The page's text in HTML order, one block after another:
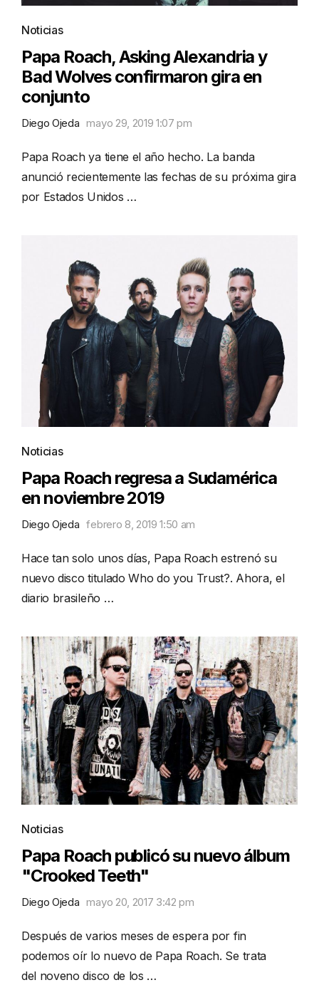
Noticias
Papa Roach, Asking Alexandria y
Bad Wolves confirmaron gira en
conjunto
Diego Ojeda mayo 29, 2019 1:07 pm
Papa Roach ya tiene el año hecho. La banda
anunció recientemente las fechas de su próxima gira
por Estados Unidos …
Noticias
Papa Roach regresa a Sudamérica
en noviembre 2019
Diego Ojeda febrero 8, 2019 1:50 am
Hace tan solo unos días, Papa Roach estrenó su
nuevo disco titulado Who do you Trust?. Ahora, el
diario brasileño …
Noticias
Papa Roach publicó su nuevo álbum
"Crooked Teeth"
Diego Ojeda mayo 20, 2017 3:42 pm
Después de varios meses de espera por fin
podemos oír lo nuevo de Papa Roach. Se trata
del noveno disco de los …